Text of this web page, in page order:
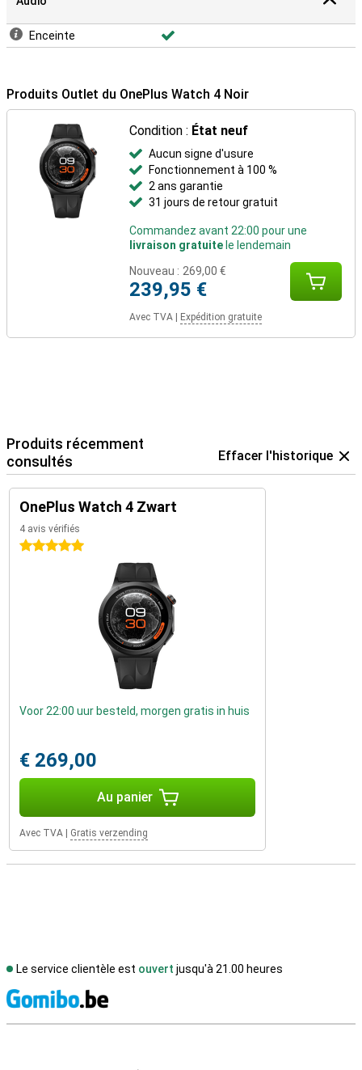
Enceinte
Produits Outlet du OnePlus Watch 4 Noir
Condition : État neuf
Aucun signe d'usure
Fonctionnement à 100 %
2 ans garantie
31 jours de retour gratuit
Commandez avant 22:00 pour une
livraison gratuite le lendemain
Nouveau : 269,00 €
239,95 €
Avec TVA Expédition gratuite
Produits récemment
consultés
Effacer l'historique
OnePlus Watch 4 Zwart
4 avis vérifiés
5 étoiles
Voor 22:00 uur besteld, morgen gratis in huis
€ 269,00
Au panier
Avec TVA Gratis verzending
Le service clientèle est ouvert jusqu'à 21.00 heures